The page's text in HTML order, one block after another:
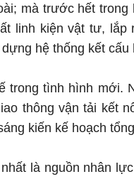
mà trước hết
linh kiện vật tư,
hệ thống kết
trong tình hình mới.
thông vận tải kết
kiến kế hoạch
là nguồn nhân